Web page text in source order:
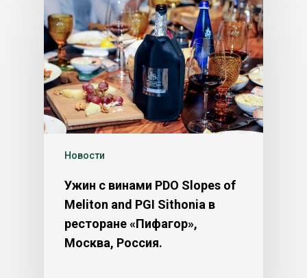
Новости
Ужин с винами PDO Slopes of
Meliton and PGI Sithonia в
ресторане «Пифагор»,
Москва, Россия.